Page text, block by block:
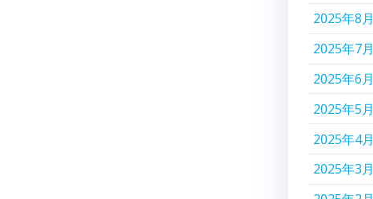
2025年8月
2025年7月
2025年6月
2025年5月
2025年4月
2025年3月